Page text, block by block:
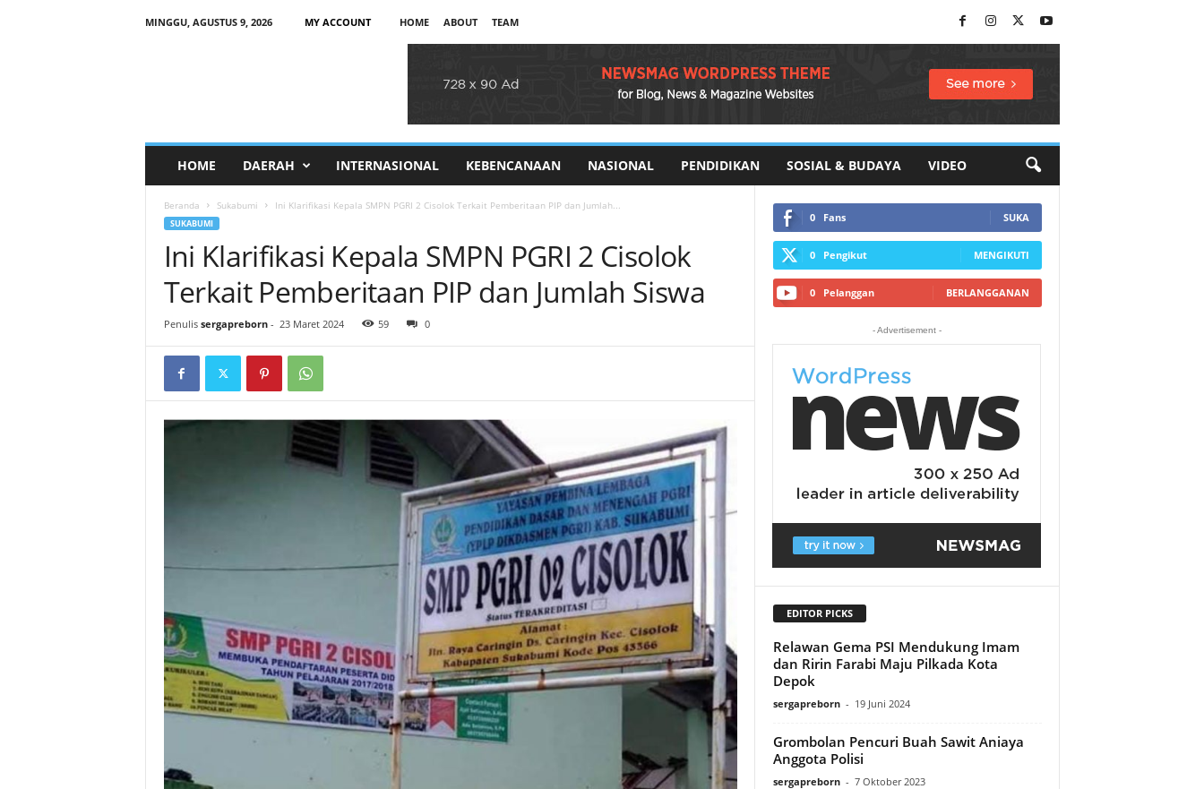
MINGGU, AGUSTUS 9, 2026 MY ACCOUNT HOME ABOUT TEAM
HOME DAERAH INTERNASIONAL KEBENCANAAN NASIONAL PENDIDIKAN SOSIAL & BUDAYA VIDEO
Beranda Sukabumi Ini Klarifikasi Kepala SMPN PGRI 2 Cisolok Terkait Pemberitaan PIP dan Jumlah...
SUKABUMI
Ini Klarifikasi Kepala SMPN PGRI 2 Cisolok
Terkait Pemberitaan PIP dan Jumlah Siswa
Penulis sergapreborn- 23 Maret 2024 59 0
0 Fans SUKA
0 Pengikut MENGIKUTI
0 Pelanggan BERLANGGANAN
- Advertisement -
EDITOR PICKS
Relawan Gema PSI Mendukung Imam
dan Ririn Farabi Maju Pilkada Kota
Depok
sergapreborn - 19 Juni 2024
Grombolan Pencuri Buah Sawit Aniaya
Anggota Polisi
sergapreborn - 7 Oktober 2023